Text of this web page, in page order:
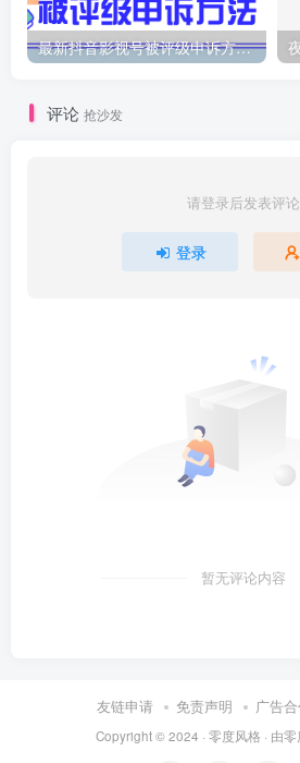
最新抖音影视号被评级申诉方法视频教程
评论 抢沙发
请登录后发表评论
登录
暂无评论内容
友链申请 免责声明 广告
Copyright © 2024 · 零度风格 · 由零